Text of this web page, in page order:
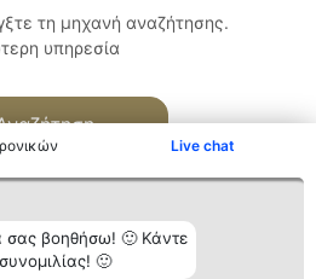
Live chat
σας βοηθήσω! 🙂 Κάντε
🙂
τη μηχανή αναζήτησης.
υπηρεσία